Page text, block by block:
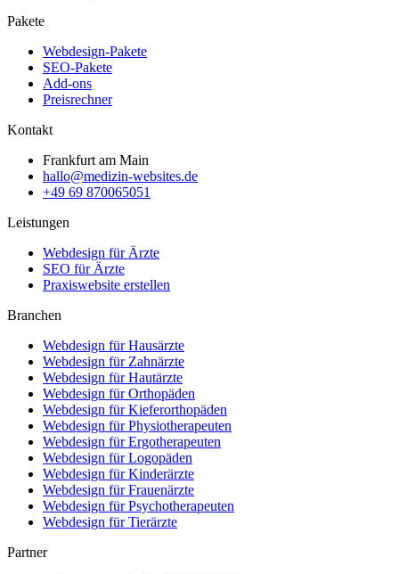
Pakete
Webdesign-Pakete
SEO-Pakete
Add-ons
Preisrechner
Kontakt
Frankfurt am Main
hallo@medizin-websites.de
+49 69 870065051
Leistungen
Webdesign für Ärzte
SEO für Ärzte
Praxiswebsite erstellen
Branchen
Webdesign fürHausärzte
Webdesign für Zahnärzte
Webdesign fürHautärzte
Webdesign fürOrthopäden
Webdesign fürKieferorthopäden
Webdesign fürPhysiotherapeuten
Webdesign fürErgotherapeuten
Webdesign fürLogopäden
Webdesign fürKinderärzte
Webdesign fürFrauenärzte
Webdesign fürPsychotherapeuten
Webdesign fürTierärzte
Partner